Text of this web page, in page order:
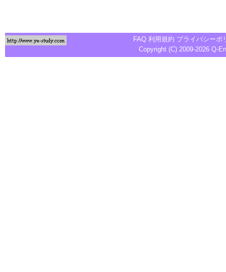
FAQ 利用規約 プライバシーポ
Copyright (C) 2009-2026 Q-